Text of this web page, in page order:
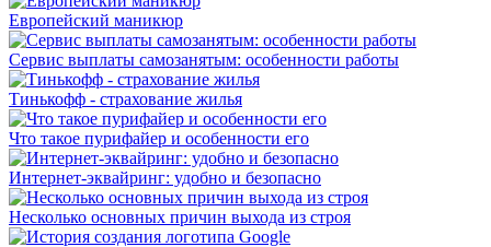
Европейский маникюр
Сервис выплаты самозанятым: особенности работы
Тинькофф - страхование жилья
Что такое пурифайер и особенности его
Интернет-эквайринг: удобно и безопасно
Несколько основных причин выхода из строя